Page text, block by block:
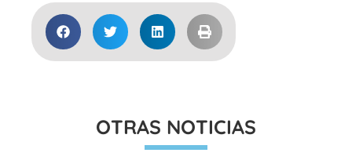
OTRAS NOTICIAS